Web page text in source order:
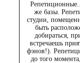
же базы.
студии,
быть
добираться,
встречаешь
фэнов!).
до того